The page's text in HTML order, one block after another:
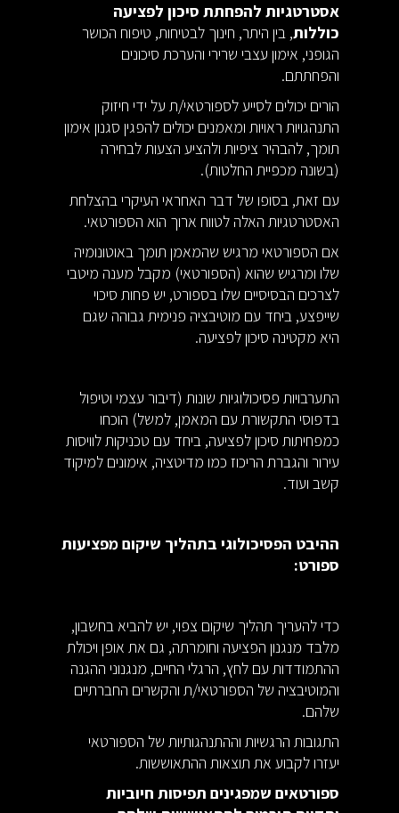
אסטרטגיות להפחתת סיכון לפציעה
כוללות, בין היתר, חינוך לבטיחות, טיפוח הכושר
הגופני, אימון עצבי שרירי והערכת סיכונים
והפחתתם.
הורים יכולים לסייע לספורטאי/ת על ידי חיזוק
התנהגויות ראויות ומאמנים יכולים להפגין סגנון אימון
תומך, להבהיר ציפיות ולהציע הצעות לבחירה
(בשונה מכפיית החלטות).
עם זאת, בסופו של דבר האחראי העיקרי בהצלחת
האסטרטגיות האלה לטווח ארוך הוא הספורטאי.
אם הספורטאי מרגיש שהמאמן תומך באוטונומיה
שלו ומרגיש שהוא (הספורטאי) מקבל מענה מיטבי
לצרכים הבסיסיים שלו בספורט, יש פחות סיכוי
שייפצע, ביחד עם מוטיבציה פנימית גבוהה שגם
היא מקטינה סיכון לפציעה.
התערבויות פסיכולוגיות שונות (דיבור עצמי וטיפול
בדפוסי התקשורת עם המאמן, למשל) הוכחו
כמפחיתות סיכון לפציעה, ביחד עם טכניקות לוויסות
עירור והגברת הריכוז כמו מדיטציה, אימונים למיקוד
קשב ועוד.
ההיבט הפסיכולוגי בתהליך שיקום מפציעות
ספורט:
כדי להעריך תהליך שיקום צפוי, יש להביא בחשבון,
מלבד מנגנון הפציעה וחומרתה, גם את אופן ויכולת
ההתמודדות עם לחץ, הרגלי החיים, מנגנוני ההגנה
והמוטיבציה של הספורטאי/ת והקשרים החברתיים
שלהם.
התגובות הרגשיות וההתנהגותיות של הספורטאי
יעזרו לקבוע את תוצאות ההתאוששות.
ספורטאים שמפגינים תפיסות חיוביות